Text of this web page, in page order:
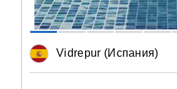
Vidrepur (Испания)